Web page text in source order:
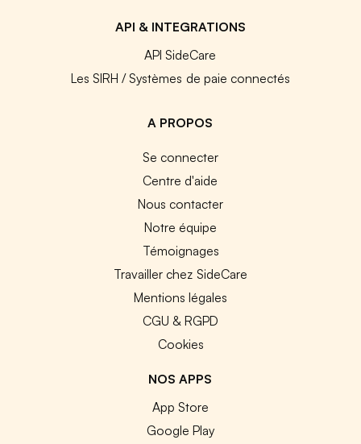
API & INTEGRATIONS
API SideCare
Les SIRH / Systèmes de paie connectés
A PROPOS
Se connecter
Centre d'aide
Nous contacter
Notre équipe
Témoignages
Travailler chez SideCare
Mentions légales
CGU & RGPD
Cookies
NOS APPS
App Store
Google Play